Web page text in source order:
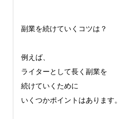
副業を続けていくコツは？
例えば、
ライターとして長く副業を
続けていくために
いくつかポイントはあります。